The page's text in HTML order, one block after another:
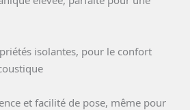
isolantes, pour le confort
et facilité de pose, même pour